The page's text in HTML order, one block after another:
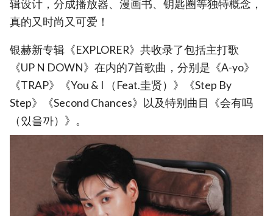
辑设计，分成播放器、漫画书、钥匙圈等独特概念，
真的又时尚又可爱！
银赫新专辑《EXPLORER》共收录了包括主打歌
《UP N DOWN》在内的7首歌曲，分别是《A-yo》
《TRAP》《You & I （Feat.圭贤）》《Step By
Step》《Second Chances》以及特别曲目《会有吗
（있을까）》。